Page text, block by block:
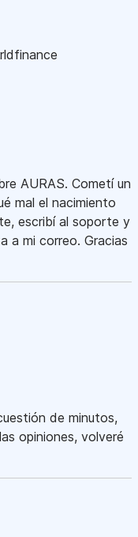
AURAS. Cometí un
mal el nacimiento
escribí al soporte y
a mi correo. Gracias
de minutos,
opiniones, volveré